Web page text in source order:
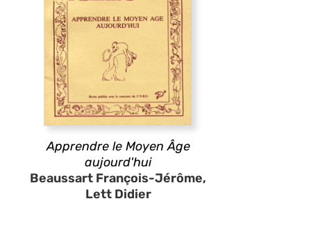
Apprendre le Moyen Âge
aujourd'hui
Beaussart François-Jérôme,
Lett Didier